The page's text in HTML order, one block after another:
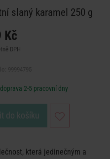
slaný karamel 250 g
Kč
DPH
2-5 pracovní dny
do košíku
která jedinečným a